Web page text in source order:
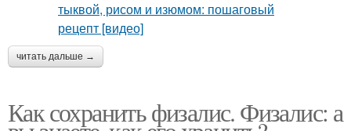
читать дальше →
Как сохранить физалис. Физалис: а